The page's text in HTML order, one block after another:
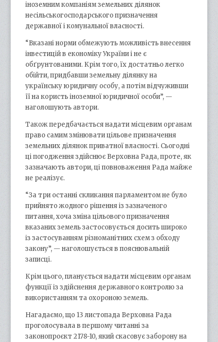
іноземним компаніям земельних ділянок
несільськогосподарського призначення
державної і комунальної власності.
“Вказані норми обмежують можливість внесення
інвестицій в економіку України і не є
обґрунтованими. Крім того, їх достатньо легко
обійти, придбавши земельну ділянку на
українську юридичну особу, а потім відчуживши
її на користь іноземної юридичної особи”, —
наголошують автори.
Також передбачається надати місцевим органам
право самим змінювати цільове призначення
земельних ділянок приватної власності. Сьогодні
ці погодження здійснює Верховна Рада, проте, як
зазначають автори, ці повноваження Рада майже
не реалізує.
“За три останні скликання парламентом не було
прийнято жодного рішення із зазначеного
питання, хоча зміна цільового призначення
вказаних земель застосовується досить широко
із застосуванням різноманітних схем з обходу
закону”, — наголошується в пояснювальній
записці.
Крім цього, планується надати місцевим органам
функції із здійснення державного контролю за
використанням та охороною земель.
Нагадаємо, що 13 листопада Верховна Рада
проголосувала в першому читанні за
законопроєкт 2178-10, який скасовує заборону на